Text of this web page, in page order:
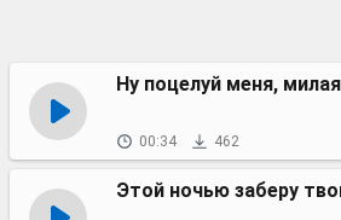
Ну поцелуй меня, милая
00:34 462
Этой ночью заберу